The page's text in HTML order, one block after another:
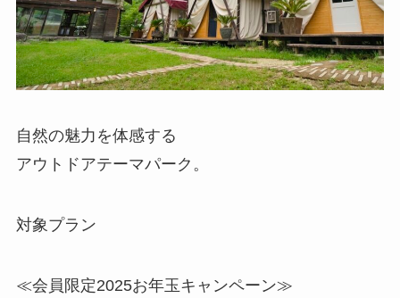
自然の魅力を体感する
アウトドアテーマパーク。
対象プラン
≪会員限定2025お年玉キャンペーン≫